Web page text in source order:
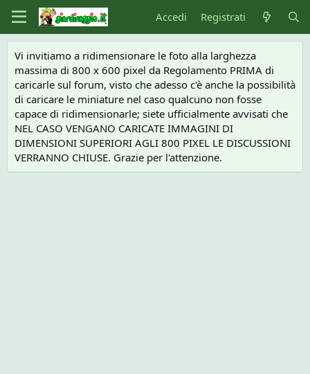
Accedi Registrati
Vi invitiamo a ridimensionare le foto alla larghezza
massima di 800 x 600 pixel da Regolamento PRIMA di
caricarle sul forum, visto che adesso c'è anche la possibilità
di caricare le miniature nel caso qualcuno non fosse
capace di ridimensionarle; siete ufficialmente avvisati che
NEL CASO VENGANO CARICATE IMMAGINI DI
DIMENSIONI SUPERIORI AGLI 800 PIXEL LE DISCUSSIONI
VERRANNO CHIUSE. Grazie per l'attenzione.